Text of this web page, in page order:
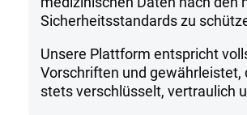
Kühl und
Anwendung
Aufgrund des
Sicherheitsstandards zu
Unsere Plattform entspricht
Vorschriften und gewährleistet,
stets verschlüsselt, vertraulich